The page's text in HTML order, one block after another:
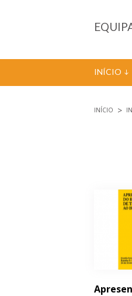
INÍCIO
INÍCIO